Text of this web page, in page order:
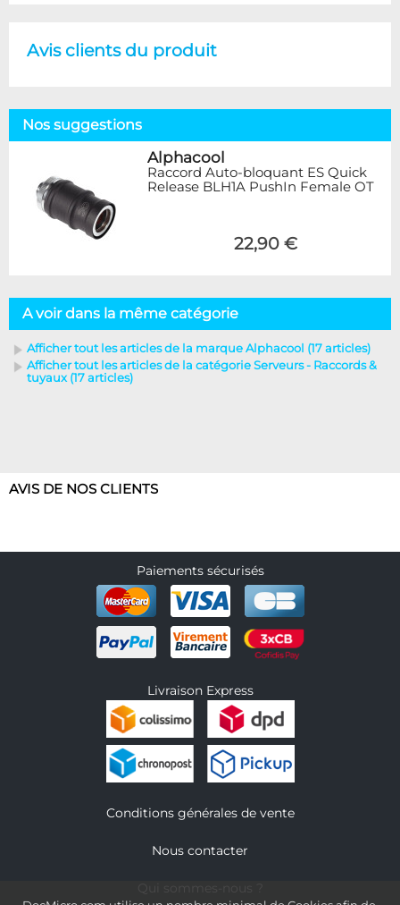
Avis clients du produit
Nos suggestions
Alphacool
Raccord Auto-bloquant ES Quick
Release BLH1A PushIn Female OT
22,90 €
A voir dans la même catégorie
Afficher tout les articles de la marque Alphacool (17 articles)
Afficher tout les articles de la catégorie Serveurs - Raccords &
tuyaux (17 articles)
AVIS DE NOS CLIENTS
Paiements sécurisés
Livraison Express
Conditions générales de vente
Nous contacter